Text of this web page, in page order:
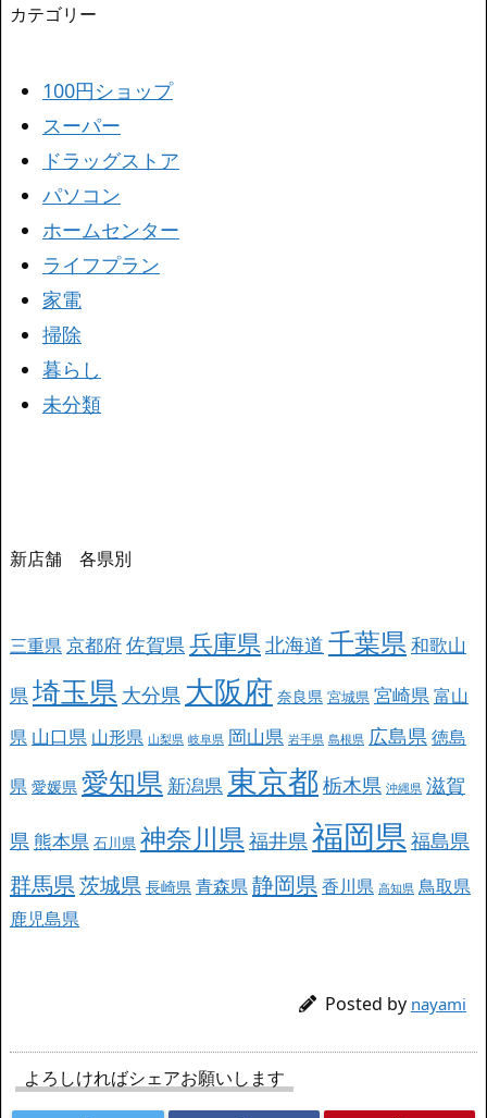
カテゴリー
100円ショップ
スーパー
ドラッグストア
パソコン
ホームセンター
ライフプラン
家電
掃除
暮らし
未分類
新店舗 各県別
三重県京都府佐賀県 兵庫県北海道 千葉県 和歌山
県 埼玉県 大分県 大阪府 奈良県 宮城県 宮崎県 富山
県 山口県 山形県 山梨県 岐阜県 岡山県 岩手県 島根県 広島県 徳島
県 愛媛県 愛知県 新潟県 東京都 栃木県 沖縄県 滋賀
県 熊本県 石川県 神奈川県 福井県 福岡県福島県
群馬県茨城県 長崎県 青森県静岡県 香川県 高知県 鳥取県
鹿児島県
Posted by nayami
よろしければシェアお願いします